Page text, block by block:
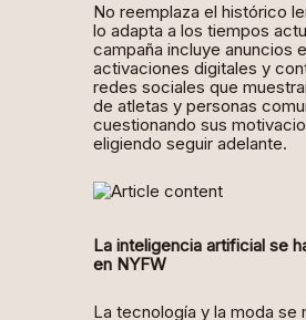
No reemplaza el histórico
lo adapta a los tiempos
campaña incluye anuncios
activaciones digitales y
redes sociales que
de atletas y personas
cuestionando sus
eligiendo seguir adelante.
La inteligencia artificial se
en NYFW
La tecnología y la moda se